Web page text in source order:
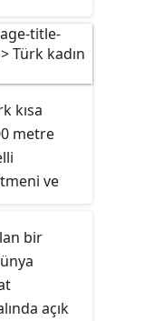
aynı
Erkekler
kısa
metre
ve
final ve
atlettir.
bir
açık